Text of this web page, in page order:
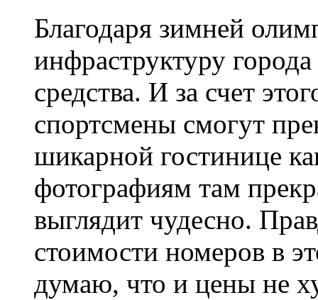
Благодаря зимней
инфраструктуру
средства. И за счет
спортсмены смогут
шикарной гостинице
фотографиям там
выглядит чудесно.
стоимости номеров в
думаю, что и цены не